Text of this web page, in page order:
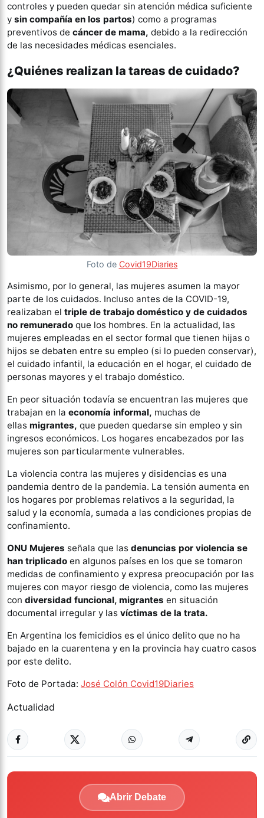
controles y pueden quedar sin atención médica suficiente
y sin compañía en los partos) como a programas
preventivos de cáncer de mama, debido a la redirección
de las necesidades médicas esenciales.
¿Quiénes realizan la tareas de cuidado?
Foto de Covid19Diaries
Asimismo, por lo general, las mujeres asumen la mayor
parte de los cuidados. Incluso antes de la COVID-19,
realizaban el triple de trabajo doméstico y de cuidados
no remunerado que los hombres. En la actualidad, las
mujeres empleadas en el sector formal que tienen hijas o
hijos se debaten entre su empleo (si lo pueden conservar),
el cuidado infantil, la educación en el hogar, el cuidado de
personas mayores y el trabajo doméstico.
En peor situación todavía se encuentran las mujeres que
trabajan en la economía informal, muchas de
ellas migrantes, que pueden quedarse sin empleo y sin
ingresos económicos. Los hogares encabezados por las
mujeres son particularmente vulnerables.
La violencia contra las mujeres y disidencias es una
pandemia dentro de la pandemia. La tensión aumenta en
los hogares por problemas relativos a la seguridad, la
salud y la economía, sumada a las condiciones propias de
confinamiento.
ONU Mujeres señala que las denuncias por violencia se
han triplicado en algunos países en los que se tomaron
medidas de confinamiento y expresa preocupación por las
mujeres con mayor riesgo de violencia, como las mujeres
con diversidad funcional, migrantes en situación
documental irregular y las víctimas de la trata.
En Argentina los femicidios es el único delito que no ha
bajado en la cuarentena y en la provincia hay cuatro casos
por este delito.
Foto de Portada: José Colón Covid19Diaries
Actualidad
Abrir Debate